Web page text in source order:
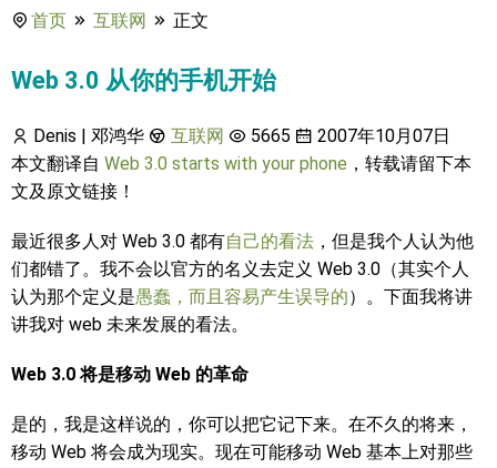
首页 互联网 正文
Web 3.0 从你的手机开始
Denis | 邓鸿华 互联网 5665
2007年10月07日
本文翻译自 Web 3.0 starts with your phone ，转载请留下本
文及原文链接！
最近很多人对 Web 3.0 都有自己的看法 ，但是我个人认为他
们都错了。我不会以官方的名义去定义 Web 3.0（其实个人
认为那个定义是愚蠢，而且容易产生误导的）。下面我将讲
讲我对 web 未来发展的看法。
Web 3.0 将是移动 Web 的革命
是的，我是这样说的，你可以把它记下来。在不久的将来，
移动 Web 将会成为现实。现在可能移动 Web 基本上对那些